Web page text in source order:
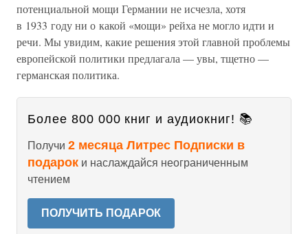
потенциальной мощи Германии не исчезла, хотя
в 1933 году ни о какой «мощи» рейха не могло идти и
речи. Мы увидим, какие решения этой главной проблемы
европейской политики предлагала — увы, тщетно —
германская политика.
Более 800 000 книг и аудиокниг! 📚
Получи 2 месяца Литрес Подписки в
подарок и наслаждайся неограниченным
чтением
ПОЛУЧИТЬ ПОДАРОК